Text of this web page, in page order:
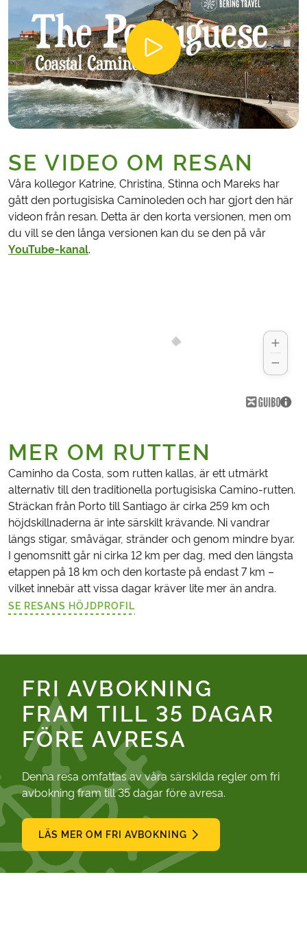
SE VIDEO OM RESAN
Våra kollegor Katrine, Christina, Stinna och Mareks har
gått den portugisiska Caminoleden och har gjort den här
videon från resan. Detta är den korta versionen, men om
du vill se den långa versionen kan du se den på vår
YouTube-kanal.
MER OM RUTTEN
Caminho da Costa, som rutten kallas, är ett utmärkt
alternativ till den traditionella portugisiska Camino-rutten.
Sträckan från Porto till Santiago är cirka 259 km och
höjdskillnaderna är inte särskilt krävande. Ni vandrar
längs stigar, småvägar, stränder och genom mindre byar.
I genomsnitt går ni cirka 12 km per dag, med den längsta
etappen på 18 km och den kortaste på endast 7 km –
vilket innebär att vissa dagar kräver lite mer än andra.
SE RESANS HÖJDPROFIL
FRI AVBOKNING
FRAM TILL 35 DAGAR
FÖRE AVRESA
Denna resa omfattas av våra särskilda regler om fri
avbokning fram till 35 dagar före avresa.
LÄS MER OM FRI AVBOKNING